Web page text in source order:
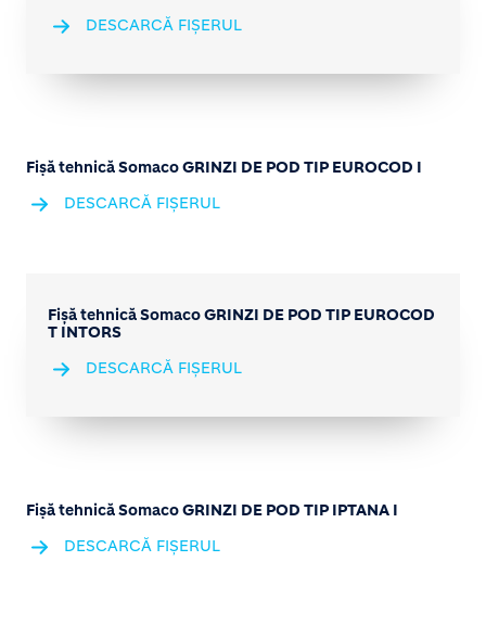
DESCARCĂ FIȘERUL
Fișă tehnică Somaco GRINZI DE POD TIP EUROCOD I
DESCARCĂ FIȘERUL
Fișă tehnică Somaco GRINZI DE POD TIP EUROCOD
T INTORS
DESCARCĂ FIȘERUL
Fișă tehnică Somaco GRINZI DE POD TIP IPTANA I
DESCARCĂ FIȘERUL